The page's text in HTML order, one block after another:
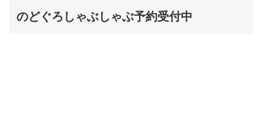
のどぐろしゃぶしゃぶ予約受付中